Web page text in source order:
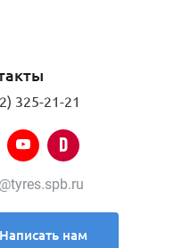
325-21-21
Написать нам